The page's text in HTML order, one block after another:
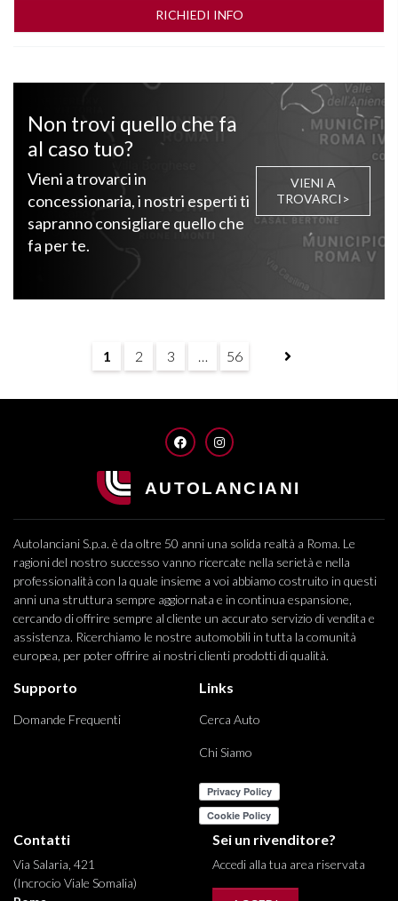
RICHIEDI INFO
Non trovi quello che fa
al caso tuo?
Vieni a trovarci in
concessionaria, i nostri esperti ti
sapranno consigliare quello che
fa per te.
VIENI A
TROVARCI>
1 2 3 … 56
FACEBOOKINSTAGRAM
Autolanciani S.p.a. è da oltre 50 anni una solida realtà a Roma. Le
ragioni del nostro successo vanno ricercate nella serietà e nella
professionalità con la quale insieme a voi abbiamo costruito in questi
anni una struttura sempre aggiornata e in continua espansione,
cercando di offrire sempre al cliente un accurato servizio di vendita e
assistenza. Ricerchiamo le nostre automobili in tutta la comunità
europea, per poter offrire ai nostri clienti prodotti di qualità.
Supporto
Domande Frequenti
Links
Cerca Auto
Chi Siamo
Contatti
Via Salaria, 421
(Incrocio Viale Somalia)
Sei un rivenditore?
Accedi alla tua area riservata